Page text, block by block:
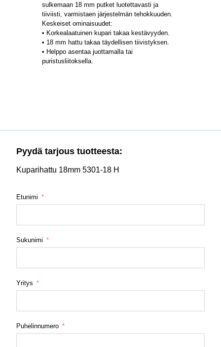
sulkemaan 18 mm putket luotettavasti ja
tiiviisti, varmistaen järjestelmän tehokkuuden.
Keskeiset ominaisuudet:
• Korkealaatuinen kupari takaa kestävyyden.
• 18 mm hattu takaa täydellisen tiivistyksen.
• Helppo asentaa juottamalla tai
puristusliitoksella.
Pyydä tarjous tuotteesta:
Kuparihattu 18mm 5301-18 H
Etunimi
Sukunimi
Yritys
Puhelinnumero